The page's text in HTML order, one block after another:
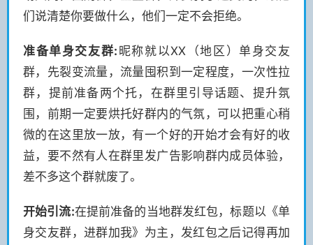
们说清楚你要做什么，他们一定不会拒绝。
准备单身交友群: 昵称就以XX（地区）单身交友
群，先裂变流量，流量囤积到一定程度，一次性拉
群，提前准备两个托，在群里引导话题、提升氛
围，前期一定要烘托好群内的气氛，可以把重心稍
微的在这里放一放，有一个好的开始才会有好的收
益，要不然有人在群里发广告影响群内成员体验，
差不多这个群就废了。
开始引流:在提前准备的当地群发红包，标题以《单
身交友群，进群加我》为主，发红包之后记得再加